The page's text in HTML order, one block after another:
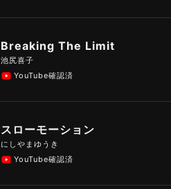
Breaking The Limit
池尻喜子
YouTube確認済
スローモーション
にしやまゆうき
YouTube確認済